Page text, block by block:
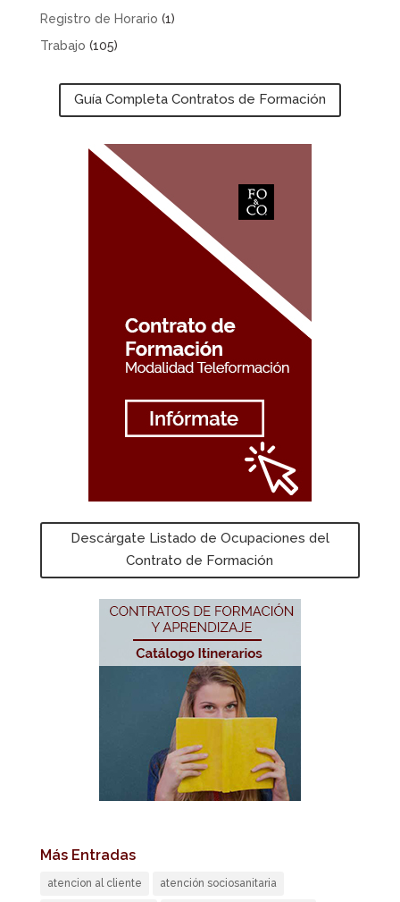
Registro de Horario (1)
Trabajo (105)
Guía Completa Contratos de Formación
Descárgate Listado de Ocupaciones del
Contrato de Formación
Más Entradas
atencion al cliente atención sociosanitaria